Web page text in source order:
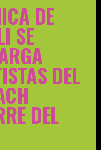
DE
SE
DEL
DEL